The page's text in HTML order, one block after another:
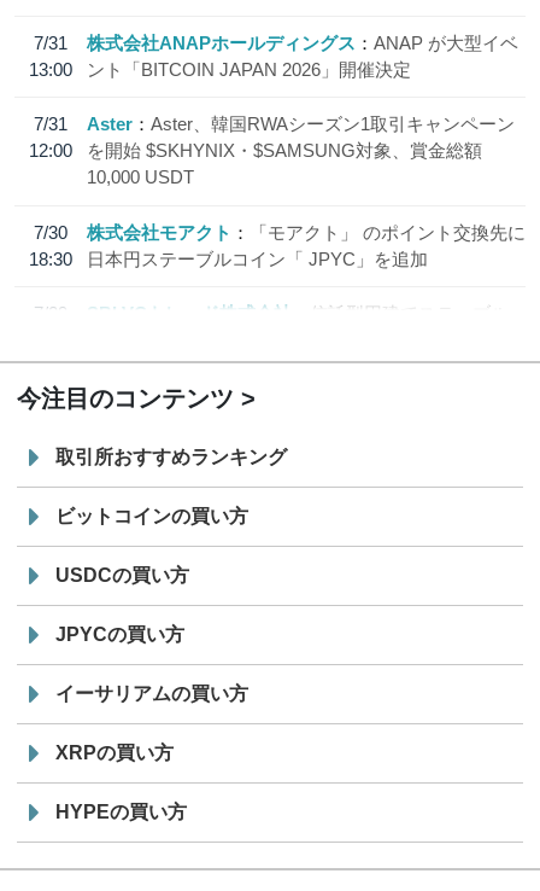
7/31
13:00
株式会社ANAPホールディングス
ANAP が大型イベ
ント「BITCOIN JAPAN 2026」開催決定
7/31
12:00
Aster
Aster、韓国RWAシーズン1取引キャンペーン
を開始 $SKHYNIX・$SAMSUNG対象、賞金総額
10,000 USDT
7/30
18:30
株式会社モアクト
「モアクト」 のポイント交換先に
日本円ステーブルコイン「 JPYC」を追加
7/29
SBI VCトレード株式会社
信託型円建てステーブル
今注目のコンテンツ
取引所おすすめランキング
ビットコインの買い方
USDCの買い方
JPYCの買い方
イーサリアムの買い方
XRPの買い方
HYPEの買い方